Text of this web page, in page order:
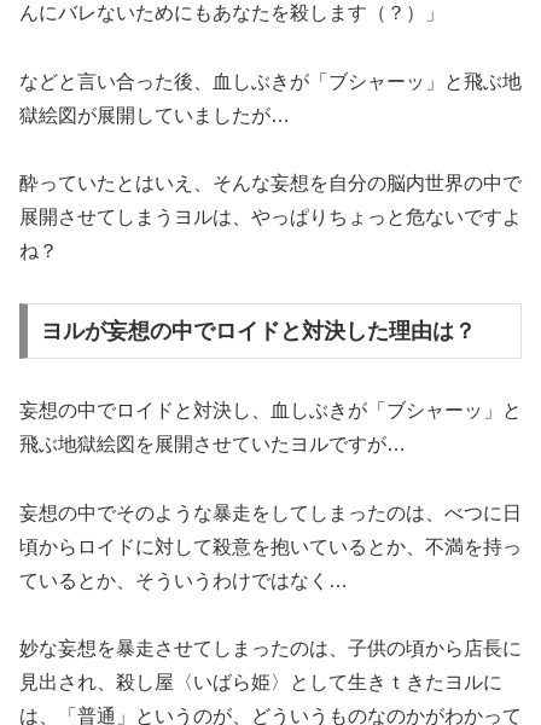
んにバレないためにもあなたを殺します（？）」
などと言い合った後、血しぶきが「ブシャーッ」と飛ぶ地
獄絵図が展開していましたが…
酔っていたとはいえ、そんな妄想を自分の脳内世界の中で
展開させてしまうヨルは、やっぱりちょっと危ないですよ
ね？
ヨルが妄想の中でロイドと対決した理由は？
妄想の中でロイドと対決し、血しぶきが「ブシャーッ」と
飛ぶ地獄絵図を展開させていたヨルですが…
妄想の中でそのような暴走をしてしまったのは、べつに日
頃からロイドに対して殺意を抱いているとか、不満を持っ
ているとか、そういうわけではなく…
妙な妄想を暴走させてしまったのは、子供の頃から店長に
見出され、殺し屋〈いばら姫〉として生きｔきたヨルに
は、「普通」というのが、どういうものなのかがわかって